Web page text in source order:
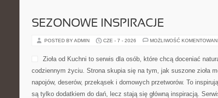
SEZONOWE INSPIRACJE
POSTED BY ADMIN CZE - 7 - 2026 MOŻLIWOŚĆ
Zioła od Kuchni to serwis dla osób, które chcą doceniać
codziennym życiu. Strona skupia się na tym, jak suszone zioła
napojów, deserów, przekąsek i domowych przetworów. To
są tylko dodatkiem do dań, lecz stają się główną inspiracją.